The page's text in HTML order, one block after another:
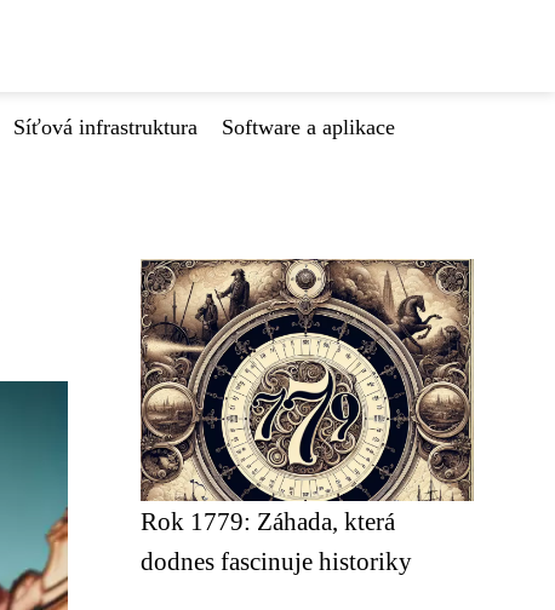
Síťová infrastruktura Software a aplikace
Rok 1779: Záhada, která
dodnes fascinuje historiky